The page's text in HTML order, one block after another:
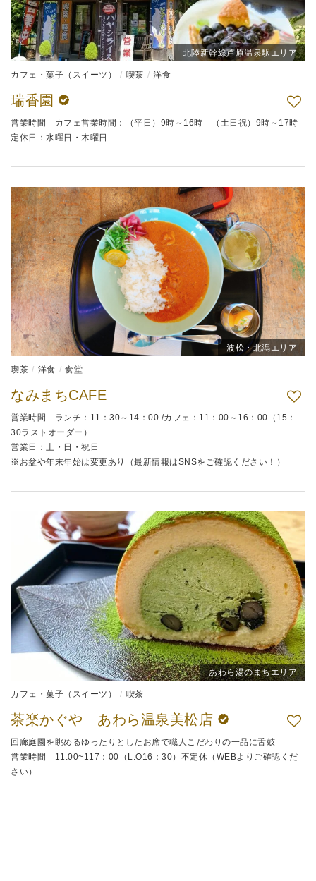
北陸新幹線芦原温泉駅エリア
カフェ・菓子（スイーツ） 喫茶 洋食
瑞香園
営業時間 カフェ営業時間：（平日）9時～16時 （土日祝）9時～17時
定休日：水曜日・木曜日
波松・北潟エリア
喫茶 洋食 食堂
なみまちCAFE
営業時間 ランチ：11：30～14：00 /カフェ：11：00～16：00（15：
30ラストオーダー）
営業日：土・日・祝日
※お盆や年末年始は変更あり（最新情報はSNSをご確認ください！）
あわら湯のまちエリア
カフェ・菓子（スイーツ） 喫茶
茶楽かぐや あわら温泉美松店
回廊庭園を眺めるゆったりとしたお席で職人こだわりの一品に舌鼓
営業時間 11:00~117：00（L.O16：30）不定休（WEBよりご確認くだ
さい）